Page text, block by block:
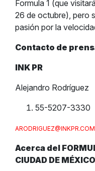
Formula 1 (que
26 de octubre), pero
pasión por la
Contacto de
INK PR
Alejandro Rodríguez
55-5207-3330
Acerca del
CIUDAD DE